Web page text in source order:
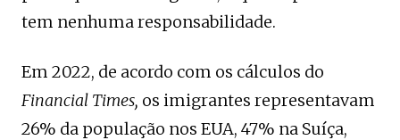
tem nenhuma responsabilidade.
Em 2022, de acordo com os cálculos do
Financial Times, os imigrantes representavam
26% da população nos EUA, 47% na Suíça,